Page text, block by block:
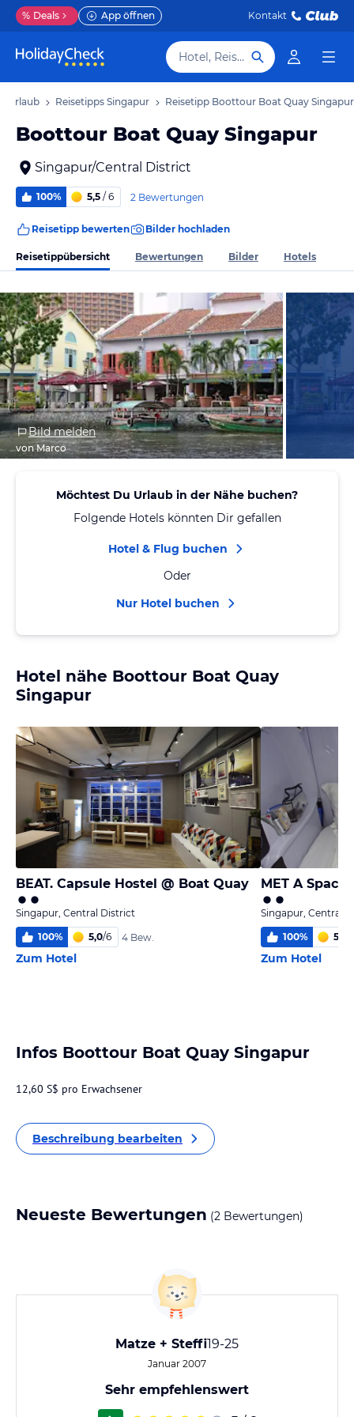
% Deals App öffnen Kontakt
Hotel, Reiseziel
Urlaub Reisetipps Singapur Reisetipp Boottour Boat Quay Singapur
Boottour Boat Quay Singapur
Singapur/Central District
100% 5,5 / 6 2 Bewertungen
Reisetipp bewerten Bilder hochladen
Reisetippübersicht Bewertungen Bilder Hotels
Bild melden
von Marco
Möchtest Du Urlaub in der Nähe buchen?
Folgende Hotels könnten Dir gefallen
Hotel & Flug buchen
Oder
Nur Hotel buchen
Hotel nähe Boottour Boat Quay
Singapur
BEAT. Capsule Hostel @ Boat Quay
Singapur, Central District
100% 5,0/6 4 Bew.
Zum Hotel
MET A Space
Singapur, Central
100% 5,0
Zum Hotel
Infos Boottour Boat Quay Singapur
12,60 S$ pro Erwachsener
Beschreibung bearbeiten
Neueste Bewertungen (2 Bewertungen)
Matze + Steffi19-25
Januar 2007
Sehr empfehlenswert